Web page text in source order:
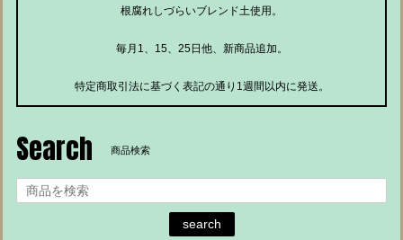
根腐れしづらいブレンド土使用。
毎月1、15、25日他、新商品追加。
特定商取引法に基づく表記の通り1週間以内に発送。
Search 商品検索
search